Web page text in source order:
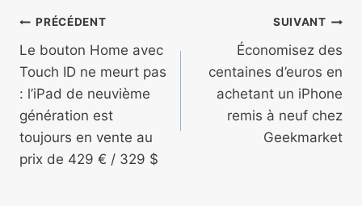
Navigation
de
l’article
PRÉCÉDENT
Le bouton Home avec
Touch ID ne meurt pas
: l’iPad de neuvième
génération est
toujours en vente au
prix de 429 € / 329 $
SUIVANT
Économisez des
centaines d’euros en
achetant un iPhone
remis à neuf chez
Geekmarket